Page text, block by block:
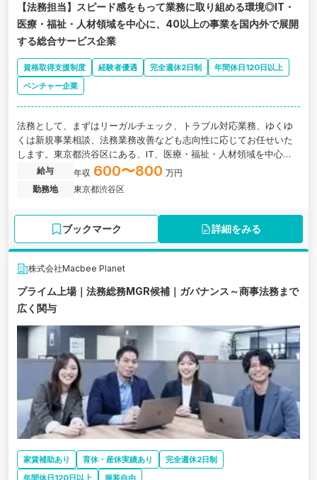
【法務担当】スピード感をもって業務に取り組める環境◎IT・
医療・福祉・人材領域を中心に、40以上の事業を国内外で展開
する総合サービス企業
資格取得支援制度 経験者優遇 完全週休2日制
年間休日120日以上
ベンチャー企業
法務として、まずはリーガルチェック、トラブル対応業務、ゆくゆ
くは新規事業相談、法務業務改善なども志向性に応じてお任せいた
します。東京都渋谷区にある、IT、医療・福祉・人材領域を中心
に、40以上の事業を国内外で展開する総合サービス・ベンチャー企
業の求人です。
給与 年収 600〜800 万円
勤務地
東京都渋谷区
ブックマーク 詳細をみる
株式会社Macbee Planet
プライム上場｜法務総務MGR候補｜ガバナンス～商事法務まで
広く関与
家賃補助あり 育休・産休実績あり
完全週休2日制
年間休日120日以上
服装自由